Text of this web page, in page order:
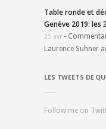
Table ronde et
Genève 2019: les
25 avr -
Laurence Suhner
LES TWEETS DE
Follow me on